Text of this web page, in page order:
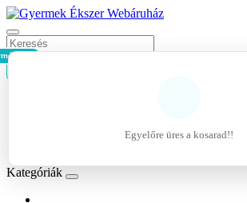
- 0Ft
Egyelőre üres a kosarad!!
Kategóriák